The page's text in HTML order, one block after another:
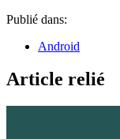
téléphone à
tablette.
Publié dans:
Android
Article relié